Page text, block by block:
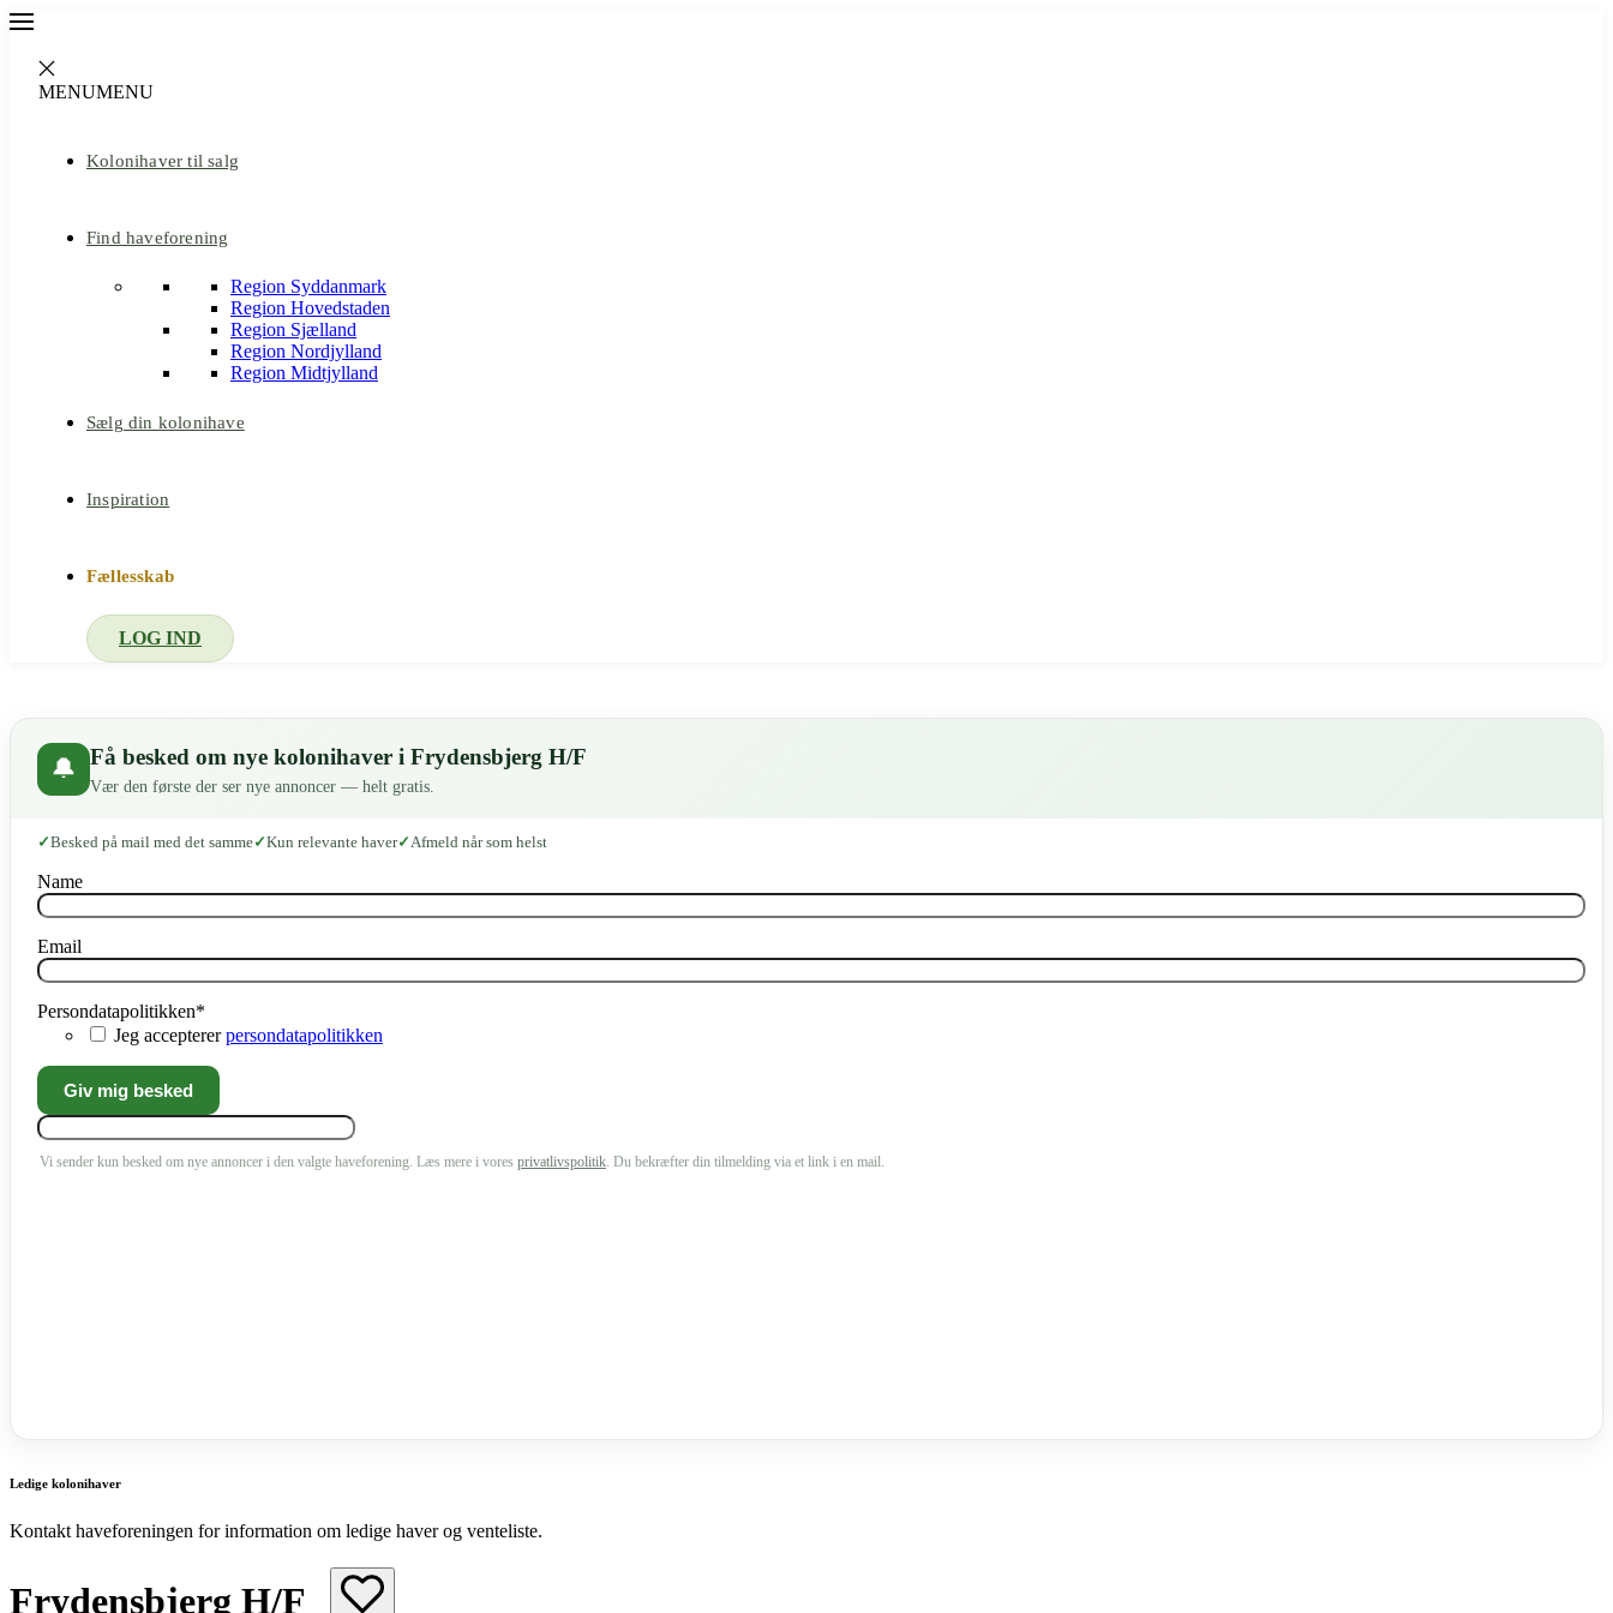
MENUMENU
Kolonihaver til salg
Find haveforening
Region Syddanmark
Region Hovedstaden
Region Sjælland
Region Nordjylland
Region Midtjylland
Sælg din kolonihave
Inspiration
Fællesskab
LOG IND
🔔 Få besked om nye kolonihaver i Frydensbjerg H/F
Vær den første der ser nye annoncer — helt gratis.
Besked på mail med det samme Kun relevante haver Afmeld når som helst
Name
Email
Persondatapolitikken*
Jeg acceptererpersondatapolitikken
Vi sender kun besked om nye annoncer i den valgte haveforening. Læs mere i vores privatlivspolitik. Du bekræfter din tilmelding via et link i en mail.
Ledige kolonihaver
Kontakt haveforeningen for information om ledige haver og venteliste.
Frydensbjerg H/F